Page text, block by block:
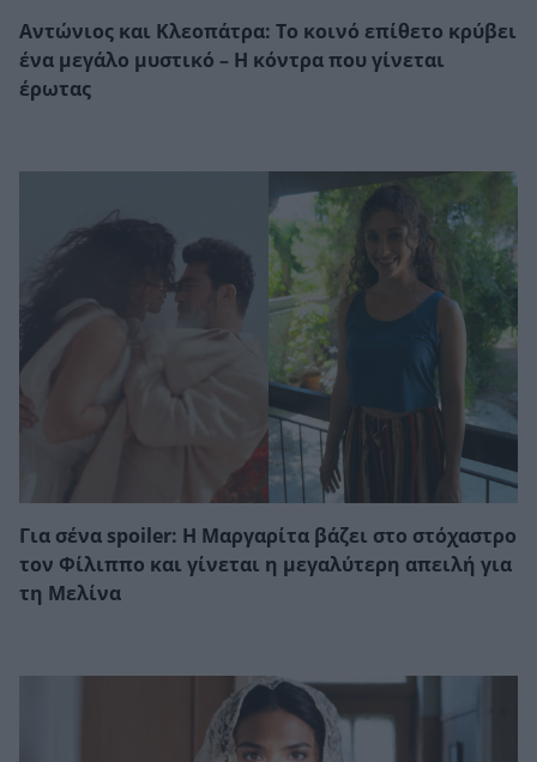
Αντώνιος και Κλεοπάτρα: Το κοινό επίθετο κρύβει
ένα μεγάλο μυστικό – Η κόντρα που γίνεται
έρωτας
Για σένα spoiler: Η Μαργαρίτα βάζει στο στόχαστρο
τον Φίλιππο και γίνεται η μεγαλύτερη απειλή για
τη Μελίνα